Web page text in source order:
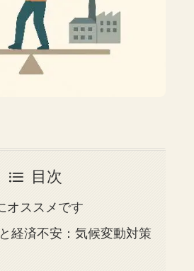
目次
オススメです
経済不安：気候変動対策